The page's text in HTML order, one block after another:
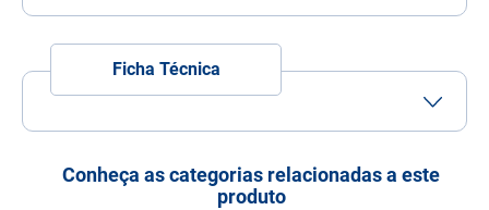
Ficha Técnica
Conheça as categorias relacionadas a este
produto